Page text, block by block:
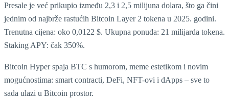
Presale je već prikupio između 2,3 i 2,5 milijuna dolara, što ga čini
jednim od najbrže rastućih Bitcoin Layer 2 tokena u 2025. godini.
Trenutna cijena: oko 0,0122 $. Ukupna ponuda: 21 milijarda tokena.
Staking APY: čak 350%.
Bitcoin Hyper spaja BTC s humorom, meme estetikom i novim
mogućnostima: smart contracti, DeFi, NFT-ovi i dApps – sve to
sada ulazi u Bitcoin prostor.